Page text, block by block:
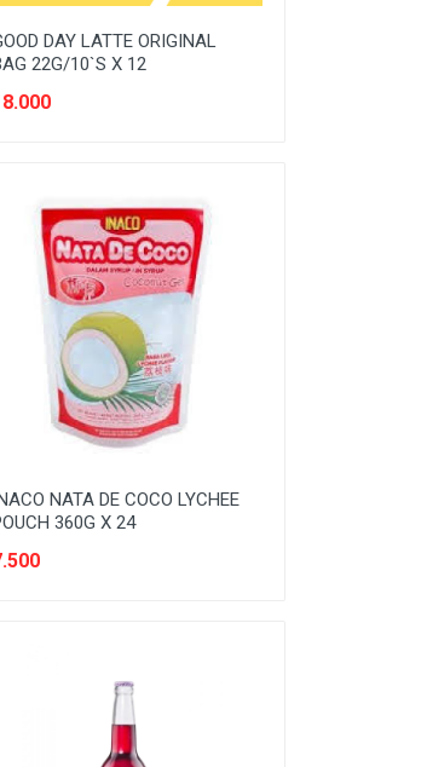
DAY LATTE ORIGINAL
22G/10`S X 12
NATA DE COCO LYCHEE
360G X 24